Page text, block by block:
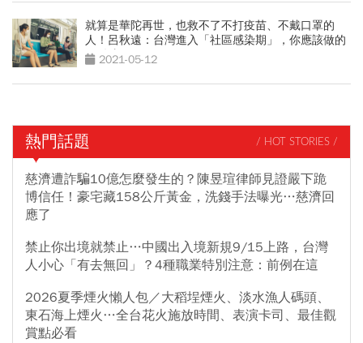
就算是華陀再世，也救不了不打疫苗、不戴口罩的
人！呂秋遠：台灣進入「社區感染期」，你應該做的
10件事
2021-05-12
熱門話題 / HOT STORIES /
慈濟遭詐騙10億怎麼發生的？陳昱瑄律師見證嚴下跪
博信任！豪宅藏158公斤黃金，洗錢手法曝光…慈濟回
應了
禁止你出境就禁止…中國出入境新規9/15上路，台灣
人小心「有去無回」？4種職業特別注意：前例在這
2026夏季煙火懶人包／大稻埕煙火、淡水漁人碼頭、
東石海上煙火…全台花火施放時間、表演卡司、最佳觀
賞點必看